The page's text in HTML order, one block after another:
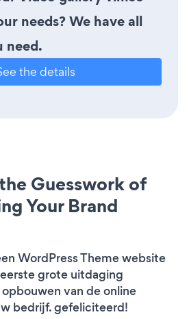
needs? We have all
need.
the details
Guesswork of
Your Brand
WordPress Theme website
grote uitdaging
van de online
bedrijf. gefeliciteerd!